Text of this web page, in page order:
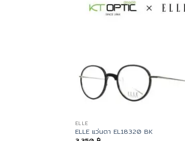
ELLE
ELLE แว่นตา EL18320 BK